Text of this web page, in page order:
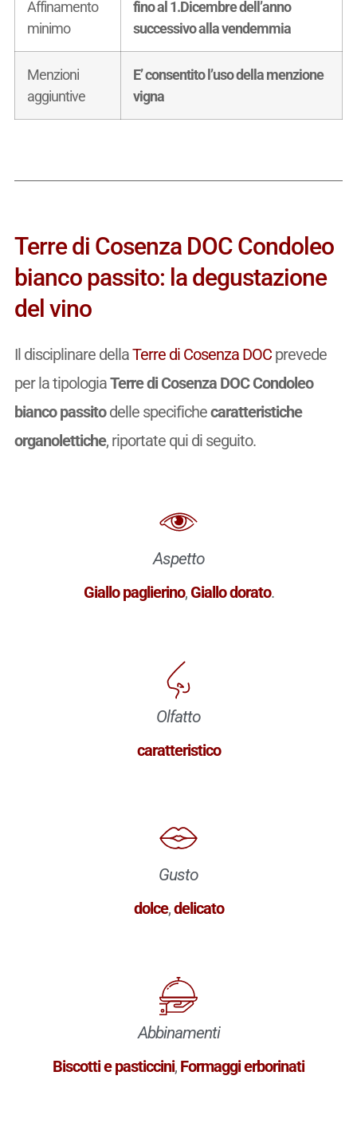
Affinamento
minimo
fino al 1.Dicembre dell’anno
successivo alla vendemmia
Menzioni
aggiuntive
E’ consentito l’uso della menzione
vigna
Terre di Cosenza DOC Condoleo
bianco passito: la degustazione
del vino
Il disciplinare dellaTerre di Cosenza DOCprevede
per la tipologiaTerre di Cosenza DOC Condoleo
bianco passitodelle specifichecaratteristiche
organolettiche, riportate qui di seguito.
Aspetto
Giallo paglierino, Giallo dorato.
Olfatto
caratteristico
Gusto
dolce,delicato
Abbinamenti
Biscotti e pasticcini, Formaggi erborinati